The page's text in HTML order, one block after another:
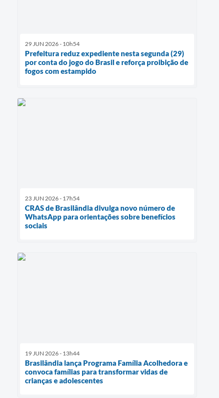
29 JUN 2026 - 10h54
Prefeitura reduz expediente nesta segunda (29)
por conta do jogo do Brasil e reforça proibição de
fogos com estampido
23 JUN 2026 - 17h54
CRAS de Brasilândia divulga novo número de
WhatsApp para orientações sobre benefícios
sociais
19 JUN 2026 - 13h44
Brasilândia lança Programa Família Acolhedora e
convoca famílias para transformar vidas de
crianças e adolescentes